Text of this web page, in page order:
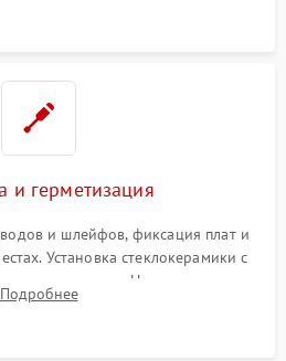
и герметизация
и шлейфов, фиксация плат и
Установка стеклокерамики с
зазоров. Нанесение
или укладка уплотнительной
Подробнее